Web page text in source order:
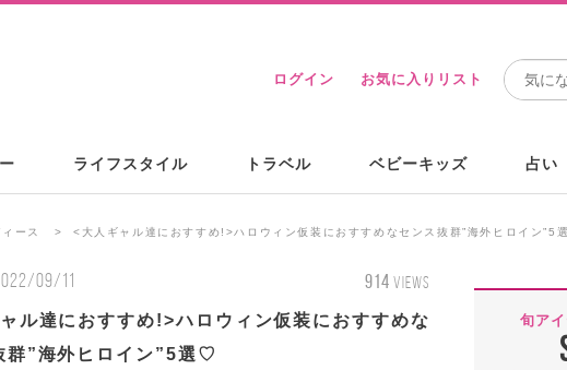
ログイン お気に入りリスト
ライフスタイル トラベル ベビーキッズ 占い
ース <大人ギャル達におすすめ!>ハロウィン仮装におすすめなセンス抜群”海外ヒロイン”5
09/11 914 VIEWS
ル達におすすめ!>ハロウィン仮装におすすめな
群”海外ヒロイン”5選♡
旬ア